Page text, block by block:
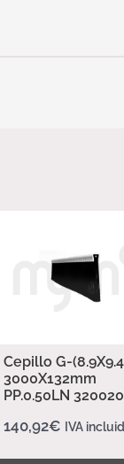
Cepillo G-
3000X132mm
PP.0.50LN
140,92€ IVA